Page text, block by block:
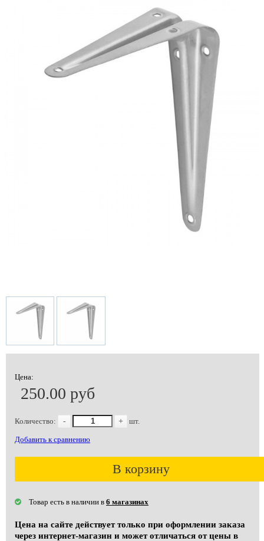
Цена:
250.00 руб
Количество: - + шт.
Добавить к сравнению
В корзину
Товар есть в наличии в 6 магазинах
Цена на сайте действует только при оформлении заказа
через интернет-магазин и может отличаться от цены в